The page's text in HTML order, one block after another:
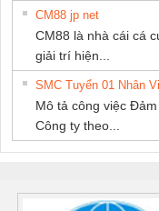
CM88 jp net
CM88 là nhà cái cá
giải trí hiện...
SMC Tuyển 01 Nhân
Mô tả công việc
Công ty theo...